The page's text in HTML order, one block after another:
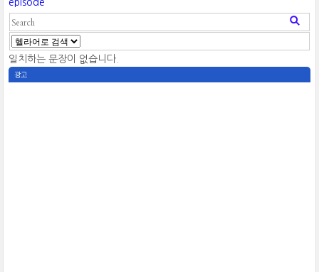
episode
일치하는 문장이 없습니다.
광고